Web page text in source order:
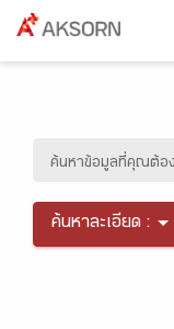
ค้นหาละเอียด :